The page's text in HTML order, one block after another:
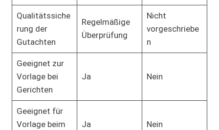
Qualitätssiche
rung der
Gutachten
Regelmäßige
Überprüfung
Nicht
vorgeschriebe
n
Geeignet zur
Vorlage bei
Gerichten
Ja Nein
Geeignet für
Vorlage beim
Ja Nein